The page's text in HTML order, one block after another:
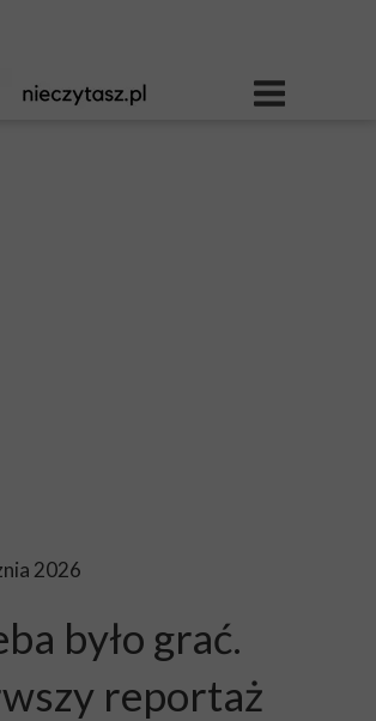
2026
było grać.
reportaż